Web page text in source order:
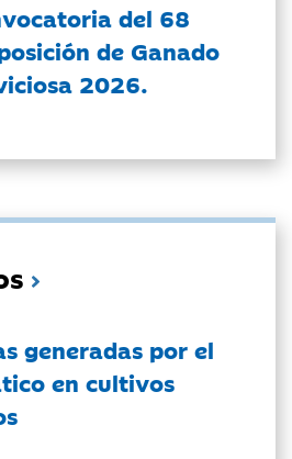
del 68
de Ganado
2026.
generadas por el
en cultivos